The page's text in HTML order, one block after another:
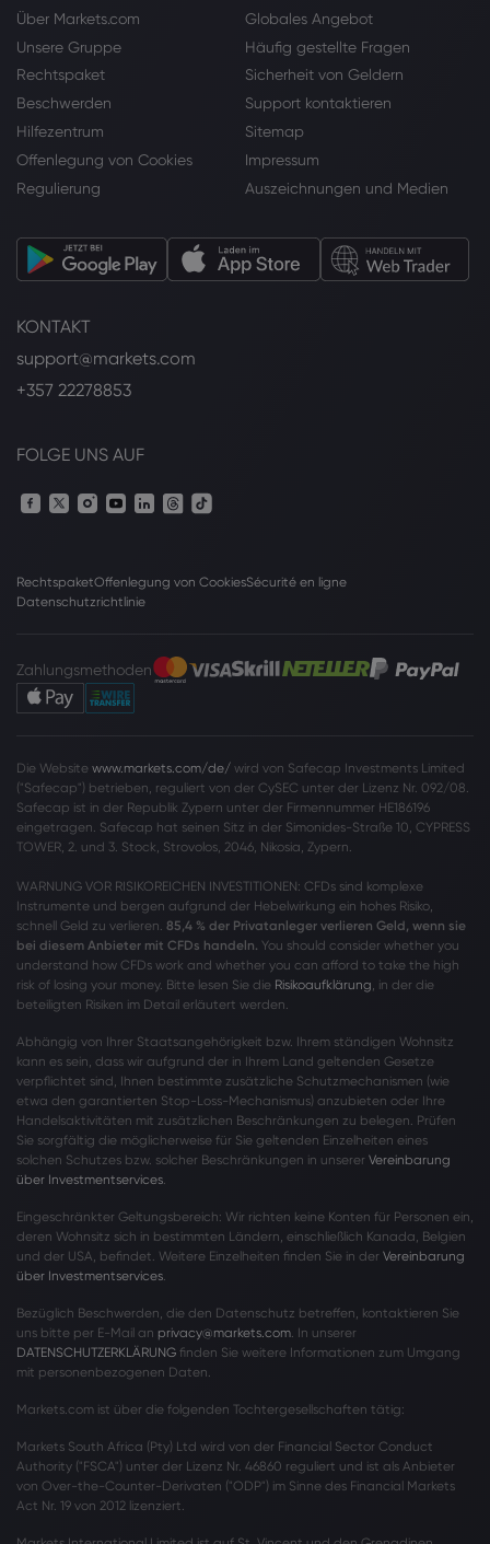
Über Markets.com
Globales Angebot
Unsere Gruppe
Häufig gestellte Fragen
Rechtspaket
Sicherheit von Geldern
Beschwerden
Support kontaktieren
Hilfezentrum
Sitemap
Offenlegung von Cookies
Impressum
Regulierung
Auszeichnungen und Medien
KONTAKT
support@markets.com
+357 22278853
FOLGE UNS AUF
RechtspaketOffenlegung von CookiesSécurité en ligne
Datenschutzrichtlinie
Zahlungsmethoden
Die Website www.markets.com/de/ wird von Safecap Investments Limited
("Safecap") betrieben, reguliert von der CySEC unter der Lizenz Nr. 092/08.
Safecap ist in der Republik Zypern unter der Firmennummer HE186196
eingetragen. Safecap hat seinen Sitz in der Simonides-Straße 10, CYPRESS
TOWER, 2. und 3. Stock, Strovolos, 2046, Nikosia, Zypern.
WARNUNG VOR RISIKOREICHEN INVESTITIONEN: CFDs sind komplexe
Instrumente und bergen aufgrund der Hebelwirkung ein hohes Risiko,
schnell Geld zu verlieren. 85,4 % der Privatanleger verlieren Geld, wenn sie
bei diesem Anbieter mit CFDs handeln. You should consider whether you
understand how CFDs work and whether you can afford to take the high
risk of losing your money. Bitte lesen Sie die Risikoaufklärung, in der die
beteiligten Risiken im Detail erläutert werden.
Abhängig von Ihrer Staatsangehörigkeit bzw. Ihrem ständigen Wohnsitz
kann es sein, dass wir aufgrund der in Ihrem Land geltenden Gesetze
verpflichtet sind, Ihnen bestimmte zusätzliche Schutzmechanismen (wie
etwa den garantierten Stop-Loss-Mechanismus) anzubieten oder Ihre
Handelsaktivitäten mit zusätzlichen Beschränkungen zu belegen. Prüfen
Sie sorgfältig die möglicherweise für Sie geltenden Einzelheiten eines
solchen Schutzes bzw. solcher Beschränkungen in unserer Vereinbarung
über Investmentservices.
Eingeschränkter Geltungsbereich: Wir richten keine Konten für Personen ein,
deren Wohnsitz sich in bestimmten Ländern, einschließlich Kanada, Belgien
und der USA, befindet. Weitere Einzelheiten finden Sie in der Vereinbarung
über Investmentservices.
Bezüglich Beschwerden, die den Datenschutz betreffen, kontaktieren Sie
uns bitte per E-Mail an privacy@markets.com. In unserer
DATENSCHUTZERKLÄRUNG finden Sie weitere Informationen zum Umgang
mit personenbezogenen Daten.
Markets.com ist über die folgenden Tochtergesellschaften tätig:
Markets South Africa (Pty) Ltd wird von der Financial Sector Conduct
Authority ("FSCA") unter der Lizenz Nr. 46860 reguliert und ist als Anbieter
von Over-the-Counter-Derivaten ("ODP") im Sinne des Financial Markets
Act Nr. 19 von 2012 lizenziert.